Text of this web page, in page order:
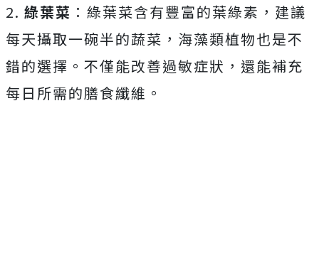
2. 綠葉菜 ：綠葉菜含有豐富的葉綠素，建議
每天攝取一碗半的蔬菜，海藻類植物也是不
錯的選擇。不僅能改善過敏症狀，還能補充
每日所需的膳食纖維。